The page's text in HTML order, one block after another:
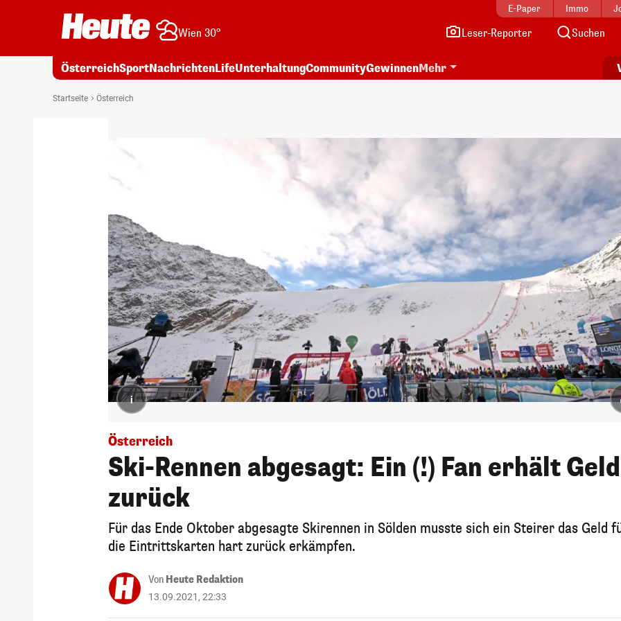
E-Paper Immo
Wien 30° Leser-Reporter Suchen
ÖsterreichSportNachrichtenLifeUnterhaltungCommunityGewinnenMehr
Startseite Österreich
i
Österreich
Ski-Rennen abgesagt: Ein (!) Fan erhält Geld
zurück
Für das Ende Oktober abgesagte Skirennen in Sölden musste sich ein Steirer das Geld
die Eintrittskarten hart zurück erkämpfen.
Von Heute Redaktion
13.09.2021, 22:33